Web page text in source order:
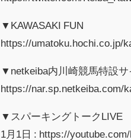
▼KAWASAKI FUN
https://umatoku.hochi.co.jp/
▼netkeiba内川崎競馬特設サ
https://nar.sp.netkeiba.com/
▼スパーキングトークLIVE
1月1日 : https://